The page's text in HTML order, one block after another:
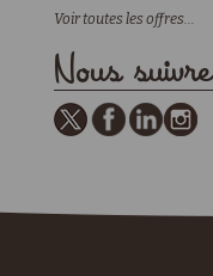
Voir toutes les offres...
Nous suivre